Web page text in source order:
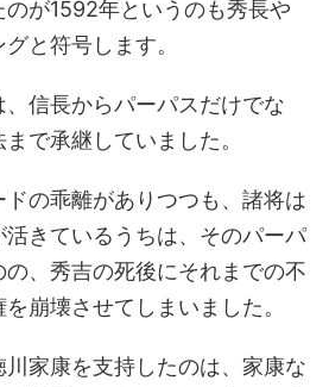
が1592年というのも秀長や
と符号します。
信長からパーパスだけでな
で承継していました。
の乖離がありつつも、諸将は
きているうちは、そのパーパ
の、秀吉の死後にそれまでの不
崩壊させてしまいました。
家康を支持したのは、家康な